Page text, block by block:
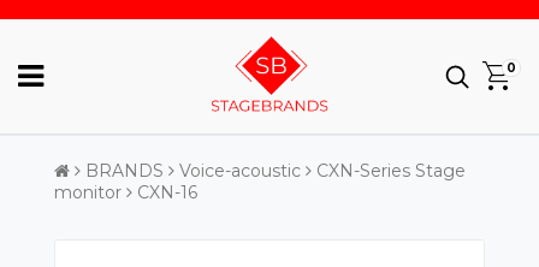
0
BRANDS Voice-acoustic
CXN-Series Stage
monitor
CXN-16